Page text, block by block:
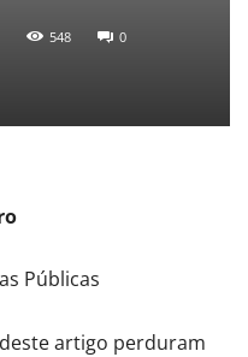
548 0
Públicas
artigo perduram